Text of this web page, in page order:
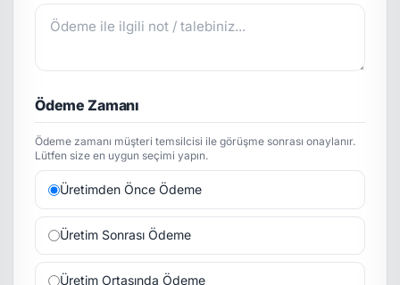
Ödeme Zamanı
Ödeme zamanı müşteri temsilcisi ile görüşme sonrası onaylanır.
Lütfen size en uygun seçimi yapın.
Üretimden Önce Ödeme
Üretim Sonrası Ödeme
Üretim Ortasında Ödeme